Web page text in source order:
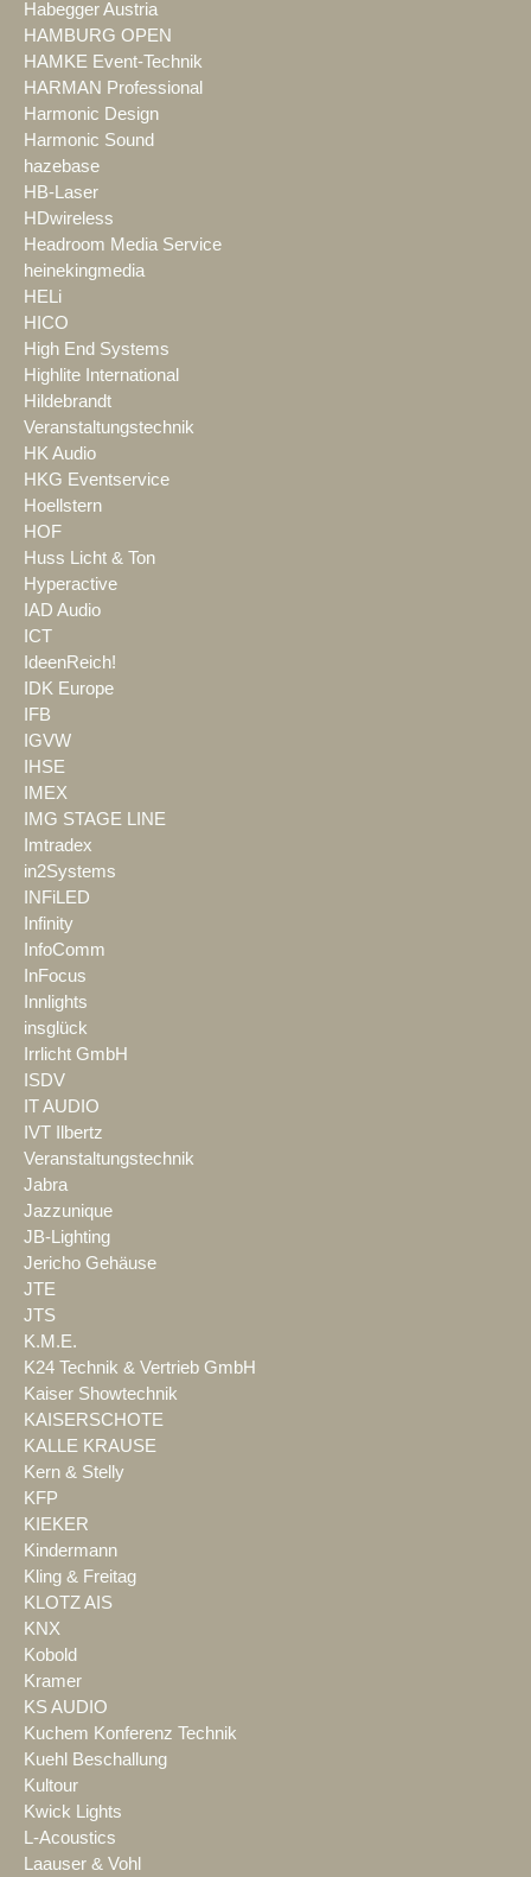
Habegger Austria
HAMBURG OPEN
HAMKE Event-Technik
HARMAN Professional
Harmonic Design
Harmonic Sound
hazebase
HB-Laser
HDwireless
Headroom Media Service
heinekingmedia
HELi
HICO
High End Systems
Highlite International
Hildebrandt
Veranstaltungstechnik
HK Audio
HKG Eventservice
Hoellstern
HOF
Huss Licht & Ton
Hyperactive
IAD Audio
ICT
IdeenReich!
IDK Europe
IFB
IGVW
IHSE
IMEX
IMG STAGE LINE
Imtradex
in2Systems
INFiLED
Infinity
InfoComm
InFocus
Innlights
insglück
Irrlicht GmbH
ISDV
IT AUDIO
IVT Ilbertz
Veranstaltungstechnik
Jabra
Jazzunique
JB-Lighting
Jericho Gehäuse
JTE
JTS
K.M.E.
K24 Technik & Vertrieb GmbH
Kaiser Showtechnik
KAISERSCHOTE
KALLE KRAUSE
Kern & Stelly
KFP
KIEKER
Kindermann
Kling & Freitag
KLOTZ AIS
KNX
Kobold
Kramer
KS AUDIO
Kuchem Konferenz Technik
Kuehl Beschallung
Kultour
Kwick Lights
L-Acoustics
Laauser & Vohl